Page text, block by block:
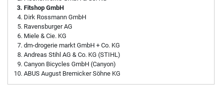
Fitshop GmbH
Dirk Rossmann GmbH
Ravensburger AG
Miele & Cie. KG
dm-drogerie markt GmbH + Co. KG
Andreas Stihl AG & Co. KG (STIHL)
Canyon Bicycles GmbH (Canyon)
ABUS August Bremicker Söhne KG